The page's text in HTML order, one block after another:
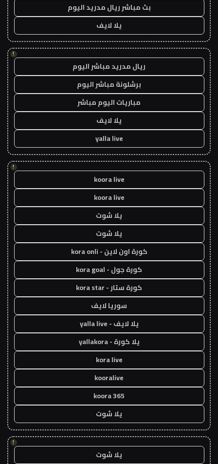
بث مباشر ريال مدريد اليوم
يلا لايف
!
ريال مدريد مباشر اليوم
برشلونة مباشر اليوم
مباريات اليوم مباشر
يلا لايف
yalla live
!
koora live
koora live
يلا شوت
يلا شوت
كورة اون لاين - kora onli
كورة جول - kora goal
كورة ستار - kora star
سوريا لايف
يلا لايف - yalla live
يلا كورة - yallakora
kora live
kooralive
koora 365
يلا شوت
!
يلا شوت